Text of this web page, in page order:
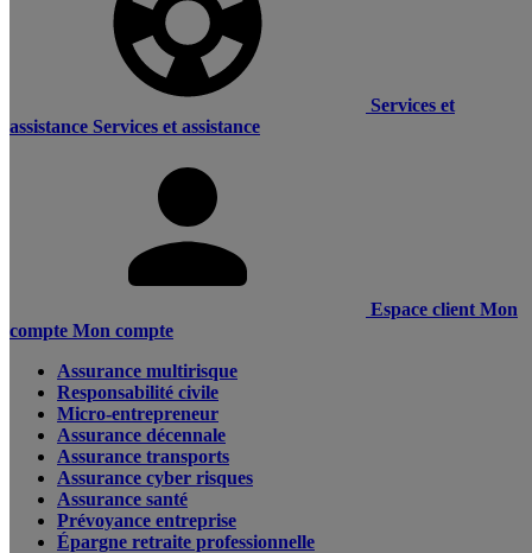
Services et
assistance Services et assistance
Espace client Mon
compte Mon compte
Assurance multirisque
Responsabilité civile
Micro-entrepreneur
Assurance décennale
Assurance transports
Assurance cyber risques
Assurance santé
Prévoyance entreprise
Épargne retraite professionnelle